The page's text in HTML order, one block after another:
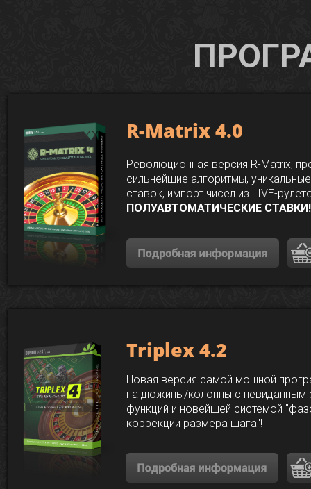
Революционная версия R-Matrix,
сильнейшие алгоритмы,
ставок, импорт чисел из LIVE-
ПОЛУАВТОМАТИЧЕСКИЕ СТАВКИ!
R-Matrix 4.0
Новая версия самой мощной
на дюжины/колонны с невиданным
функций и новейшей системой
коррекции размера шага"!
Triplex 4.2